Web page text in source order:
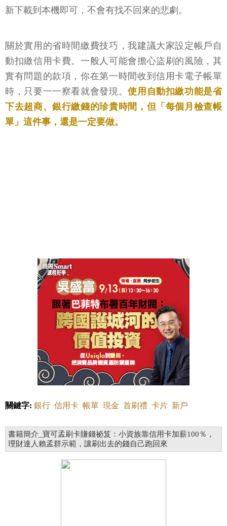
新下載到本機即可，不會有找不回來的悲劇。
關於實用的省時間繳費技巧，我建議大家設定帳戶自
動扣繳信用卡費。一般人可能會擔心盜刷的風險，其
實有問題的款項，你在第一時間收到信用卡電子帳單
時，只要一一察看就會發現。使用自動扣繳功能是省
下去超商、銀行繳錢的珍貴時間，但「每個月檢查帳
單」這件事，還是一定要做。
關鍵字: 銀行 信用卡 帳單 現金 首刷禮 卡片 新戶
書籍簡介_寶可孟刷卡賺錢祕笈：小資族靠信用卡加薪100％，
理財達人賴孟群示範，讓刷出去的錢自己跑回來